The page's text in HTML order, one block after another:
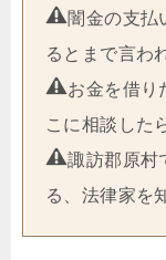
闇金の支払
るとまで言わ
お金を借り
こに相談した
諏訪郡原村
る、法律家を